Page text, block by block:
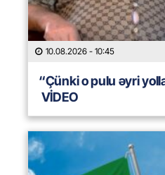
10.08.2026 - 10:45
“Çünki o pulu əyri
VİDEO